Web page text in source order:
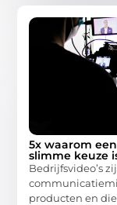
5x waarom
slimme keuze
Bedrijfsvideo’s
producten en